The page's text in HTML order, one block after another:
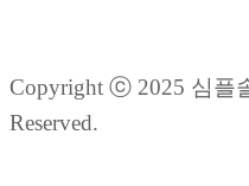
Copyright ⓒ 2025 심플
Reserved.